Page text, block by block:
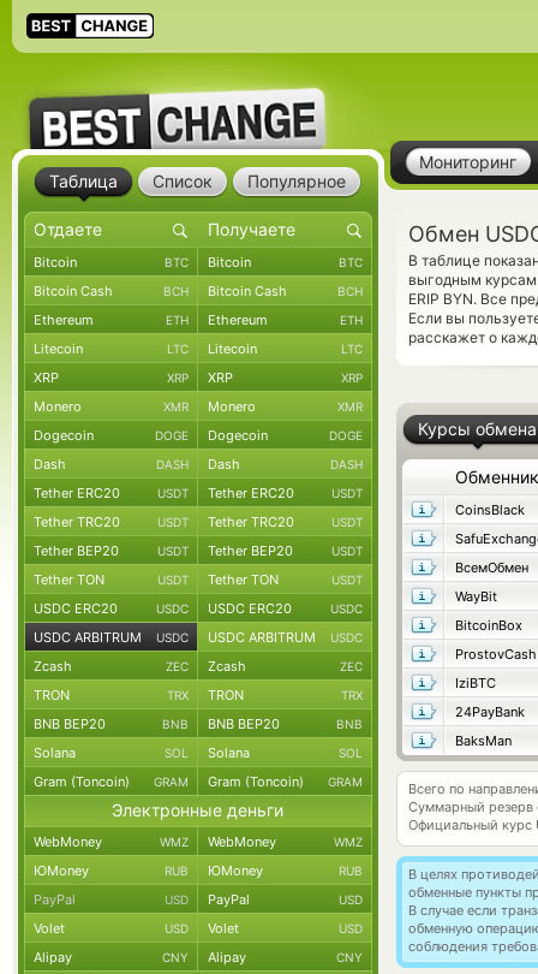
Мониторинг
Обмен
В таблице
выгодным курсам
ERIP BYN. Все
Если вы
расскажет о
Курсы обмена
Обменник
CoinsBlack
ВсемОбмен
WayBit
BitcoinBox
ProstovCash
IziBTC
24PayBank
BaksMan
Всего по
Суммарный резерв
Официальный курс
В целях
обменные пункты
В случае если
обменную
соблюдения
Таблица Список Популярное
Bitcoin BTC Bitcoin BTC
Bitcoin Cash BCH Bitcoin Cash BCH
Ethereum ETH Ethereum ETH
Litecoin LTC Litecoin LTC
XRP XRP XRP XRP
Monero XMR Monero XMR
Dogecoin DOGE Dogecoin DOGE
Dash DASH Dash DASH
Tether ERC20 USDT Tether ERC20 USDT
Tether TRC20 USDT Tether TRC20 USDT
Tether BEP20 USDT Tether BEP20 USDT
Tether TON USDT Tether TON USDT
USDC ERC20 USDC USDC ERC20 USDC
USDC ARBITRUM USDC USDC ARBITRUM USDC
Zcash ZEC Zcash ZEC
TRON TRX TRON TRX
BNB BEP20 BNB BNB BEP20 BNB
Solana SOL Solana SOL
Gram (Toncoin) GRAM Gram (Toncoin) GRAM
Электронные деньги
WebMoney WMZ WebMoney WMZ
ЮMoney RUB ЮMoney RUB
PayPal USD PayPal USD
Volet USD Volet USD
Alipay CNY Alipay CNY